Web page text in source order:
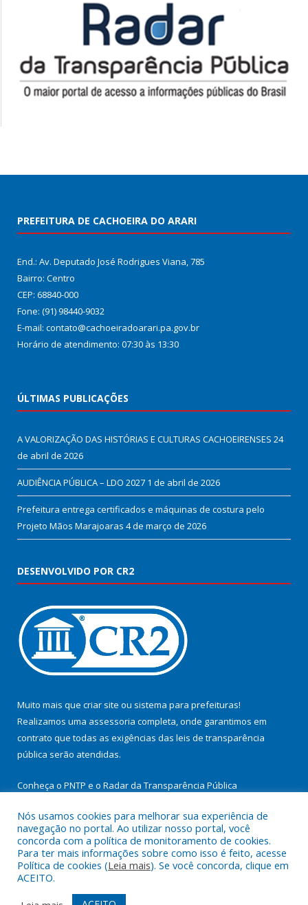
PREFEITURA DE CACHOEIRA DO ARARI
End.: Av. Deputado José Rodrigues Viana, 785
Bairro: Centro
CEP: 68840-000
Fone: (91) 98440-9032
E-mail: contato@cachoeiradoarari.pa.gov.br
Horário de atendimento: 07:30 às 13:30
ÚLTIMAS PUBLICAÇÕES
A VALORIZAÇÃO DAS HISTÓRIAS E CULTURAS CACHOEIRENSES 24
de abril de 2026
AUDIÊNCIA PÚBLICA – LDO 2027 1 de abril de 2026
Prefeitura entrega certificados e máquinas de costura pelo
Projeto Mãos Marajoaras 4 de março de 2026
DESENVOLVIDO POR CR2
Muito mais que criar site ou sistema para prefeituras!
Realizamos uma assessoria completa, onde garantimos em
contrato que todas as exigências das leis de transparência
pública serão atendidas.
Conheça o PNTP e o Radar da Transparência Pública
Todos os direitos reservados a Prefeitura Municipal de
Cachoeira do Arari.
Nós usamos cookies para melhorar sua experiência de
navegação no portal. Ao utilizar nosso portal, você
concorda com a política de monitoramento de cookies.
Para ter mais informações sobre como isso é feito, acesse
Política de cookies (Leia mais). Se você concorda, clique em
ACEITO.